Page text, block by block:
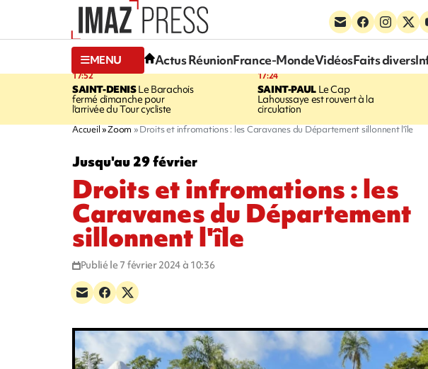
MENU Actus RéunionFrance-MondeVidéosFaits divers
17:52
SAINT-DENISLe Barachois
fermé dimanche pour
l'arrivée du Tour cycliste
17:24
SAINT-PAULLe Cap
Lahoussaye est rouvert à la
circulation
Accueil Zoom Droits et infromations : les Caravanes du Département sillonnent l'île
Jusqu'au 29 février
Droits et infromations : les
Caravanes du Département
sillonnent l'île
Publié le 7 février 2024 à 10:36